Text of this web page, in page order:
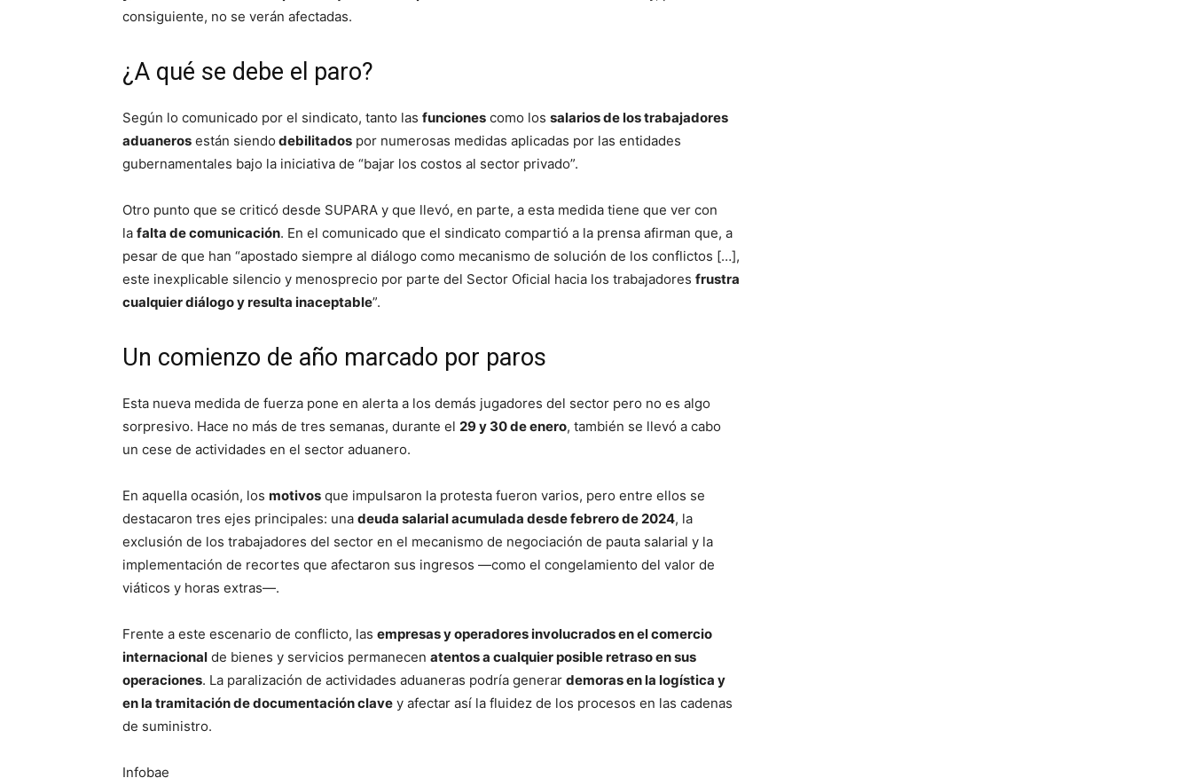
consiguiente, no se verán afectadas.
¿A qué se debe el paro?
Según lo comunicado por el sindicato, tanto las funciones como los salarios de los trabajadores
aduaneros están siendo debilitados por numerosas medidas aplicadas por las entidades
gubernamentales bajo la iniciativa de “bajar los costos al sector privado”.
Otro punto que se criticó desde SUPARA y que llevó, en parte, a esta medida tiene que ver con
la falta de comunicación. En el comunicado que el sindicato compartió a la prensa afirman que, a
pesar de que han “apostado siempre al diálogo como mecanismo de solución de los conflictos […],
este inexplicable silencio y menosprecio por parte del Sector Oficial hacia los trabajadores frustra
cualquier diálogo y resulta inaceptable”.
Un comienzo de año marcado por paros
Esta nueva medida de fuerza pone en alerta a los demás jugadores del sector pero no es algo
sorpresivo. Hace no más de tres semanas, durante el 29 y 30 de enero, también se llevó a cabo
un cese de actividades en el sector aduanero.
En aquella ocasión, los motivos que impulsaron la protesta fueron varios, pero entre ellos se
destacaron tres ejes principales: una deuda salarial acumulada desde febrero de 2024, la
exclusión de los trabajadores del sector en el mecanismo de negociación de pauta salarial y la
implementación de recortes que afectaron sus ingresos —como el congelamiento del valor de
viáticos y horas extras—.
Frente a este escenario de conflicto, las empresas y operadores involucrados en el comercio
internacional de bienes y servicios permanecen atentos a cualquier posible retraso en sus
operaciones. La paralización de actividades aduaneras podría generar demoras en la logística y
en la tramitación de documentación clave y afectar así la fluidez de los procesos en las cadenas
de suministro.
Infobae